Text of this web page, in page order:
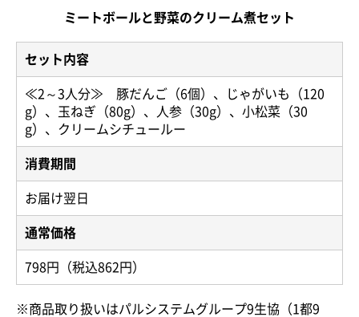
ミートボールと野菜のクリーム煮セット
セット内容
≪2～3人分≫ 豚だんご（6個）、じゃがいも（120
g）、玉ねぎ（80g）、人参（30g）、小松菜（30
g）、クリームシチュールー
消費期間
お届け翌日
通常価格
798円（税込862円）
※商品取り扱いはパルシステムグループ9生協（1都9